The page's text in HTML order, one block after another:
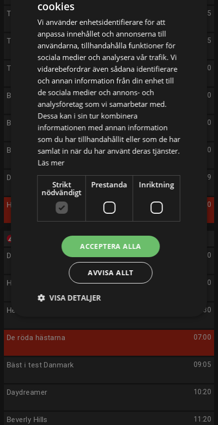
20:05
The Rookie
21:05
The Rookie
22:00
The Hardacres
23:00
Beverly Hills
00:00
Beverly Hills
01:00
Beverly Hills
01:59
Daydreamer
03:00
Han glömde henne aldrig
Onsdag 12/8
05:00
Daydreamer
06:00
Hem till gården
06:30
Hem till gården
07:00
De röda hästarna
09:05
Bäst i test Danmark
10:20
Daydreamer
11:20
Beverly Hills
cookies
Vi använder enhetsidentifierare för att
anpassa innehållet och annonserna till
användarna, tillhandahålla funktioner för
sociala medier och analysera vår trafik. Vi
vidarebefordrar även sådana identifierare
och annan information från din enhet till
de sociala medier och annons- och
analysföretag som vi samarbetar med.
Dessa kan i sin tur kombinera
informationen med annan information
som du har tillhandahållit eller som de har
samlat in när du har använt deras tjänster.
Läs mer
Strikt
nödvändigt
Prestanda Inriktning
ACCEPTERA ALLA
AVVISA ALLT
VISA DETALJER